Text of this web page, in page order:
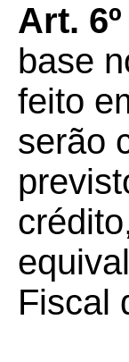
Art. 6º
base
feito
serão
Fiscal